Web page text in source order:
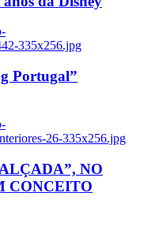
335x256.jpg
Portugal”
26-335x256.jpg
NO
CONCEITO